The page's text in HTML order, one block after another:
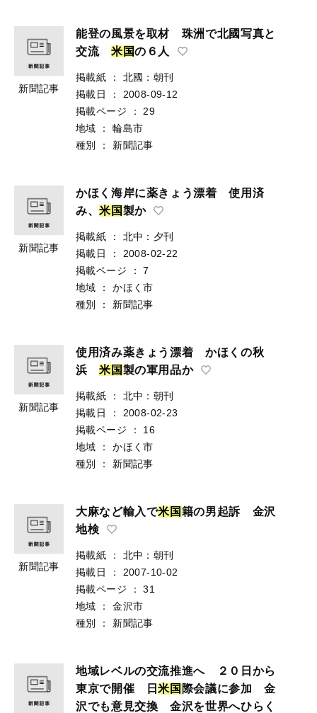
新聞記事
能登の風景を取材 珠洲で北國写真と
交流 米 国の６人
掲載紙 ：
北國：朝刊
掲載日
：
2008-09-12
掲載ページ
：
29
地域
：
輪島市
種別
： 新聞記事
新聞記事
かほく海岸に薬きょう漂着 使用済
み、米 国製か
掲載紙 ：
北中：夕刊
掲載日
：
2008-02-22
掲載ページ
：
7
地域
：
かほく市
種別
： 新聞記事
新聞記事
使用済み薬きょう漂着 かほくの秋
浜米 国製の軍用品か
掲載紙 ：
北中：朝刊
掲載日
：
2008-02-23
掲載ページ
：
16
地域
：
かほく市
種別
： 新聞記事
新聞記事
大麻など輸入で米 国籍の男起訴 金沢
地検
掲載紙 ：
北中：朝刊
掲載日
：
2007-10-02
掲載ページ
：
31
地域
：
金沢市
種別
： 新聞記事
地域レベルの交流推進へ ２０日から
東京で開催 日米 国 際会議に参加 金
沢でも意見交換 金沢を世界へひらく